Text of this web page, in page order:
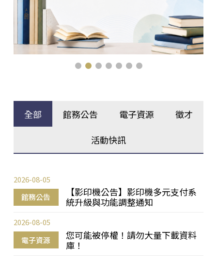
全部 館務公告 電子資源 徵才
活動快訊
館務公告
【影印機公告】影印機多元支付系
統升級與功能調整通知
2026-08-05
電子資源
您可能被停權！請勿大量下載資料
庫！
2026-08-05